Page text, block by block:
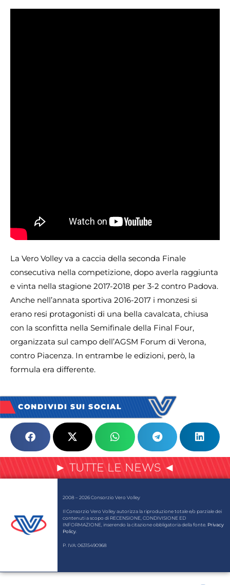
La Vero Volley va a caccia della seconda Finale
consecutiva nella competizione, dopo averla raggiunta
e vinta nella stagione 2017-2018 per 3-2 contro Padova.
Anche nell’annata sportiva 2016-2017 i monzesi si
erano resi protagonisti di una bella cavalcata, chiusa
con la sconfitta nella Semifinale della Final Four,
organizzata sul campo dell’AGSM Forum di Verona,
contro Piacenza. In entrambe le edizioni, però, la
formula era differente.
CONDIVIDI SUI SOCIAL
► TUTTE LE NEWS ◄
2008 – 2026 Consorzio Vero Volley
Il Consorzio Vero Volley autorizza la riproduzione totale e/o parziale dei
contenuti a scopo di RECENSIONE, CONDIVISIONE ED
INFORMAZIONE, inserendo la citazione obbligatoria della fonte. Privacy
Policy
P. IVA: 06315490968